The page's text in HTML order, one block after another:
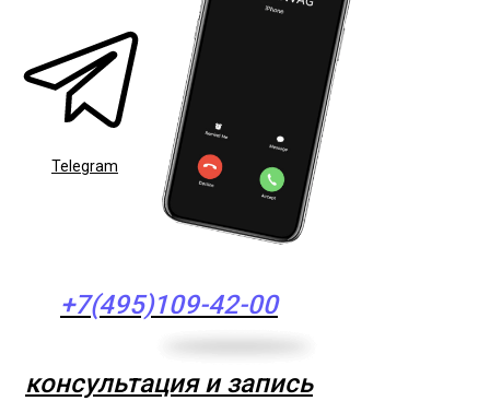
Telegram
+7(495)109-42-00
консультация и запись